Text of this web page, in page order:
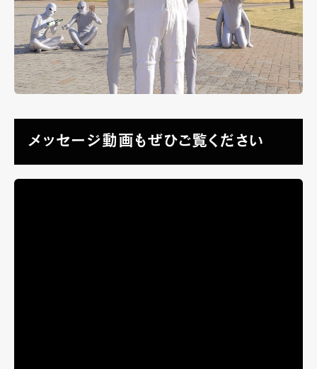
メッセージ動画もぜひご覧ください